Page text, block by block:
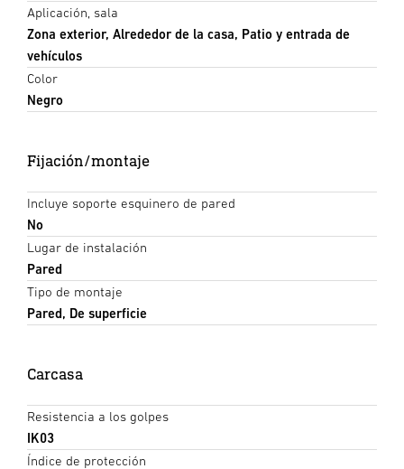
Aplicación, sala
Zona exterior, Alrededor de la casa, Patio y entrada de
vehículos
Color
Negro
Fijación/montaje
Incluye soporte esquinero de pared
No
Lugar de instalación
Pared
Tipo de montaje
Pared, De superficie
Carcasa
Resistencia a los golpes
IK03
Índice de protección